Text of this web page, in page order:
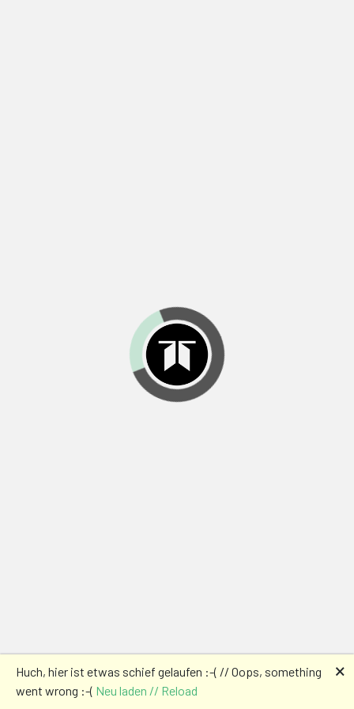
Huch, hier ist etwas schief gelaufen :-( // Oops, something
went wrong :-( Neu laden // Reload
🗙